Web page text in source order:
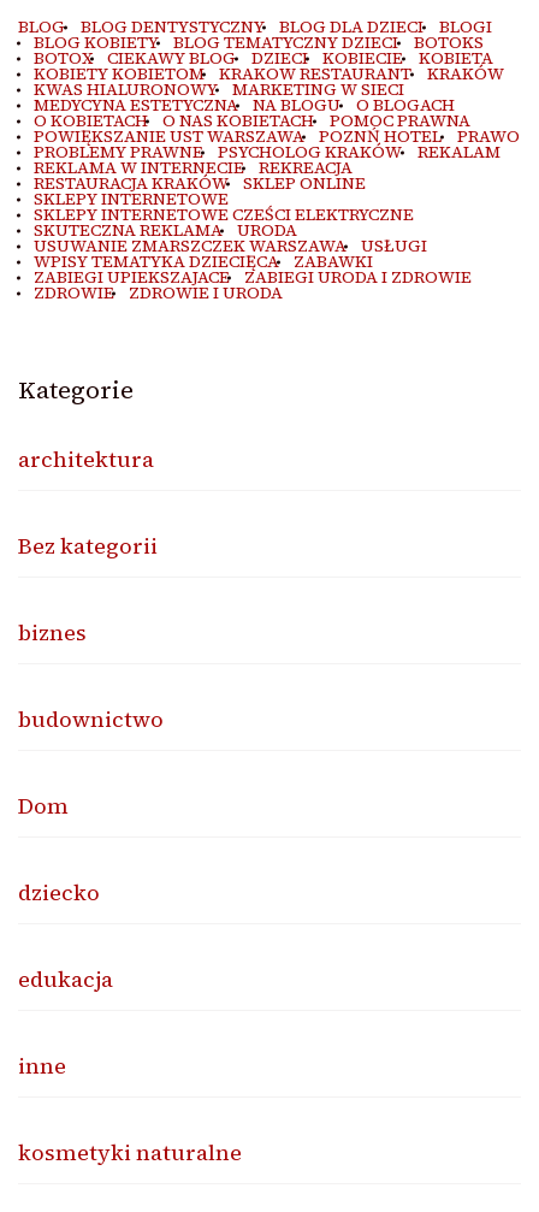
BLOG BLOG DENTYSTYCZNY BLOG DLA DZIECI BLOGI
BLOG KOBIETY BLOG TEMATYCZNY DZIECI BOTOKS
BOTOX CIEKAWY BLOG DZIECI KOBIECIE KOBIETA
KOBIETY KOBIETOM KRAKOW RESTAURANT KRAKÓW
KWAS HIALURONOWY MARKETING W SIECI
MEDYCYNA ESTETYCZNA NA BLOGU O BLOGACH
O KOBIETACH O NAS KOBIETACH POMOC PRAWNA
POWIĘKSZANIE UST WARSZAWA POZNŃ HOTEL PRAWO
PROBLEMY PRAWNE PSYCHOLOG KRAKÓW REKALAM
REKLAMA W INTERNECIE REKREACJA
RESTAURACJA KRAKÓW SKLEP ONLINE
SKLEPY INTERNETOWE
SKLEPY INTERNETOWE CZEŚCI ELEKTRYCZNE
SKUTECZNA REKLAMA URODA
USUWANIE ZMARSZCZEK WARSZAWA USŁUGI
WPISY TEMATYKA DZIECIĘCA ZABAWKI
ZABIEGI UPIEKSZAJACE ZABIEGI URODA I ZDROWIE
ZDROWIE ZDROWIE I URODA
Kategorie
architektura
Bez kategorii
biznes
budownictwo
Dom
dziecko
edukacja
inne
kosmetyki naturalne